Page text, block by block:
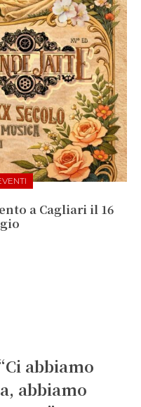
a Cagliari il 16